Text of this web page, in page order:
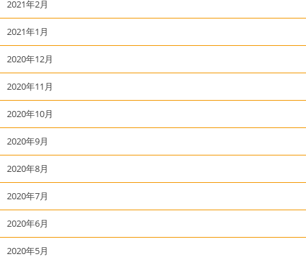
2021年2月
2021年1月
2020年12月
2020年11月
2020年10月
2020年9月
2020年8月
2020年7月
2020年6月
2020年5月